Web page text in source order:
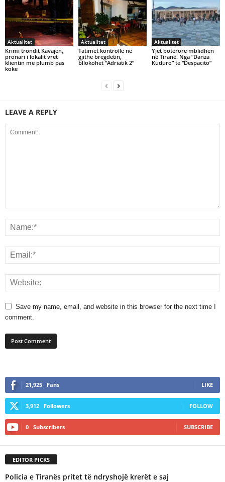
Aktualitet
Krimi trondit Kavajen,
pronari i lokalit vret
klientin me plumb pas
koke
Aktualitet
Tatimet kontrolle ne
gjithe bregdetin,
bllokohet “Adriatik 2”
Aktualitet
Yjet botërorë mblidhen
në Tiranë. Nga “Danza
Kuduro” te “Despacito”
LEAVE A REPLY
Save my name, email, and website in this browser for the next time I
comment.
21,925 Fans LIKE
3,912 Followers FOLLOW
0 Subscribers SUBSCRIBE
EDITOR PICKS
Policia e Tiranës pritet të ndryshojë krerët e saj